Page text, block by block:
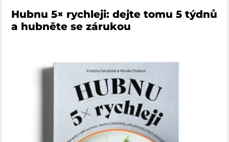
Hubnu 5× rychleji: dejte tomu 5 týdnů
a hubněte se zárukou